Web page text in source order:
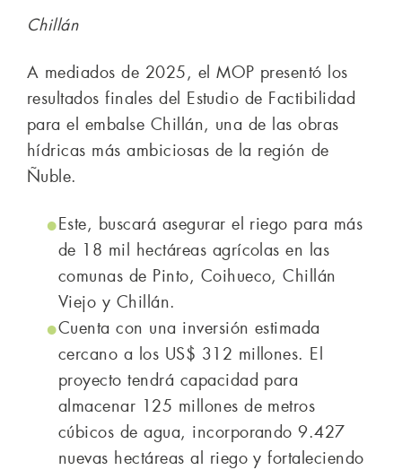
Chillán
A mediados de 2025, el MOP presentó los
resultados finales del Estudio de Factibilidad
para el embalse Chillán, una de las obras
hídricas más ambiciosas de la región de
Ñuble.
Este, buscará asegurar el riego para más
de 18 mil hectáreas agrícolas en las
comunas de Pinto, Coihueco, Chillán
Viejo y Chillán.
Cuenta con una inversión estimada
cercano a los US$ 312 millones. El
proyecto tendrá capacidad para
almacenar 125 millones de metros
cúbicos de agua, incorporando 9.427
nuevas hectáreas al riego y fortaleciendo